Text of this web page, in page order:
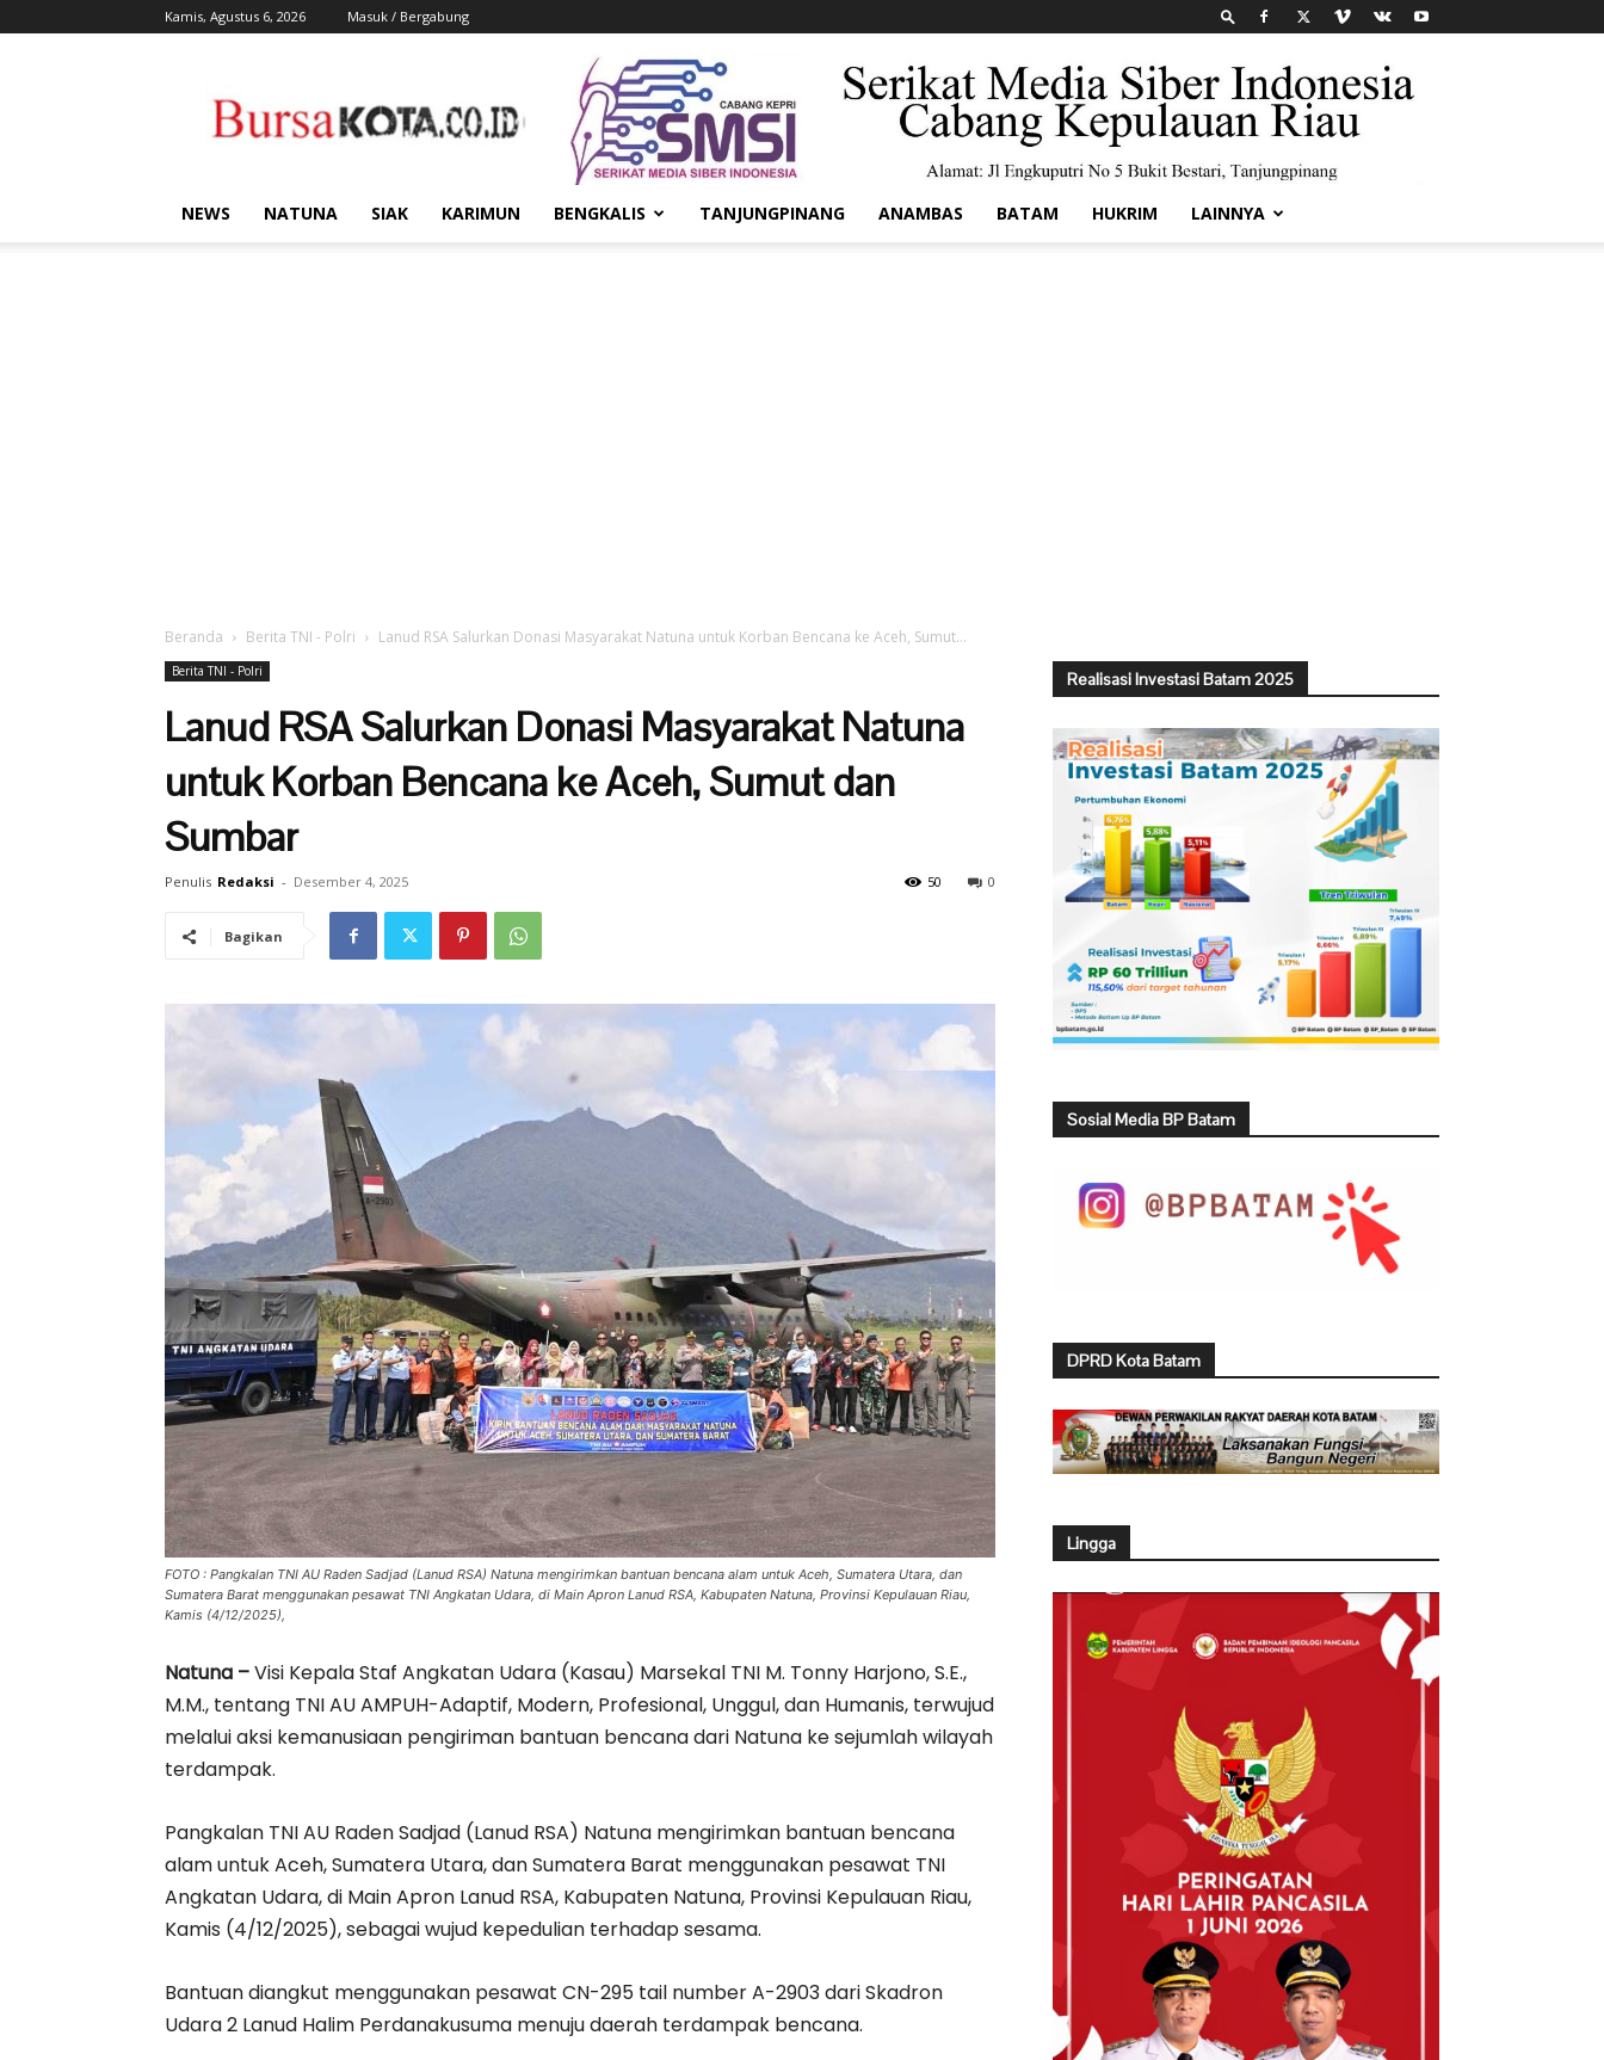
Kamis, Agustus 6, 2026 Masuk / Bergabung
Kota
NEWS NATUNA SIAK KARIMUN BENGKALIS TANJUNGPINANG ANAMBAS BATAM HUKRIM LAINNYA
Beranda Berita TNI - Polri Lanud RSA Salurkan Donasi Masyarakat Natuna untuk Korban Bencana ke Aceh, Sumut...
Berita TNI - Polri
Lanud RSA Salurkan Donasi Masyarakat Natuna
untuk Korban Bencana ke Aceh, Sumut dan
Sumbar
Penulis Redaksi - Desember 4, 2025 0
50
Bagikan
FOTO : Pangkalan TNI AU Raden Sadjad (Lanud RSA) Natuna mengirimkan bantuan bencana alam untuk Aceh, Sumatera Utara, dan
Sumatera Barat menggunakan pesawat TNI Angkatan Udara, di Main Apron Lanud RSA, Kabupaten Natuna, Provinsi Kepulauan Riau,
Kamis (4/12/2025),
Natuna –Visi Kepala Staf Angkatan Udara (Kasau) Marsekal TNI M. Tonny Harjono, S.E.,
M.M., tentang TNI AU AMPUH-Adaptif, Modern, Profesional, Unggul, dan Humanis, terwujud
melalui aksi kemanusiaan pengiriman bantuan bencana dari Natuna ke sejumlah wilayah
terdampak.
Pangkalan TNI AU Raden Sadjad (Lanud RSA) Natuna mengirimkan bantuan bencana
alam untuk Aceh, Sumatera Utara, dan Sumatera Barat menggunakan pesawat TNI
Angkatan Udara, di Main Apron Lanud RSA, Kabupaten Natuna, Provinsi Kepulauan Riau,
Kamis (4/12/2025), sebagai wujud kepedulian terhadap sesama.
Bantuan diangkut menggunakan pesawat CN-295 tail number A-2903 dari Skadron
Udara 2 Lanud Halim Perdanakusuma menuju daerah terdampak bencana.
Realisasi Investasi Batam 2025
Sosial Media BP Batam
DPRD Kota Batam
Lingga